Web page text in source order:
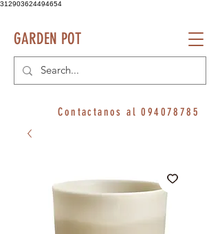
312903624494654
GARDEN POT
Contactanos al094078785